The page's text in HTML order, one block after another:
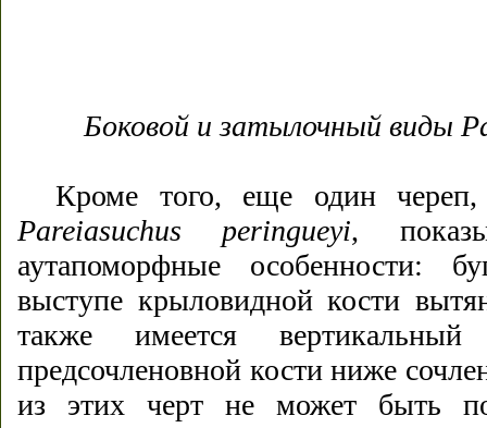
Боковой и затылочный виды
Кроме того, еще один
Pareiasuchus
peringueyi,
аутапоморфные особенности:
выступе крыловидной кости
также имеется
предсочленовной кости ниже
из этих черт не может быть